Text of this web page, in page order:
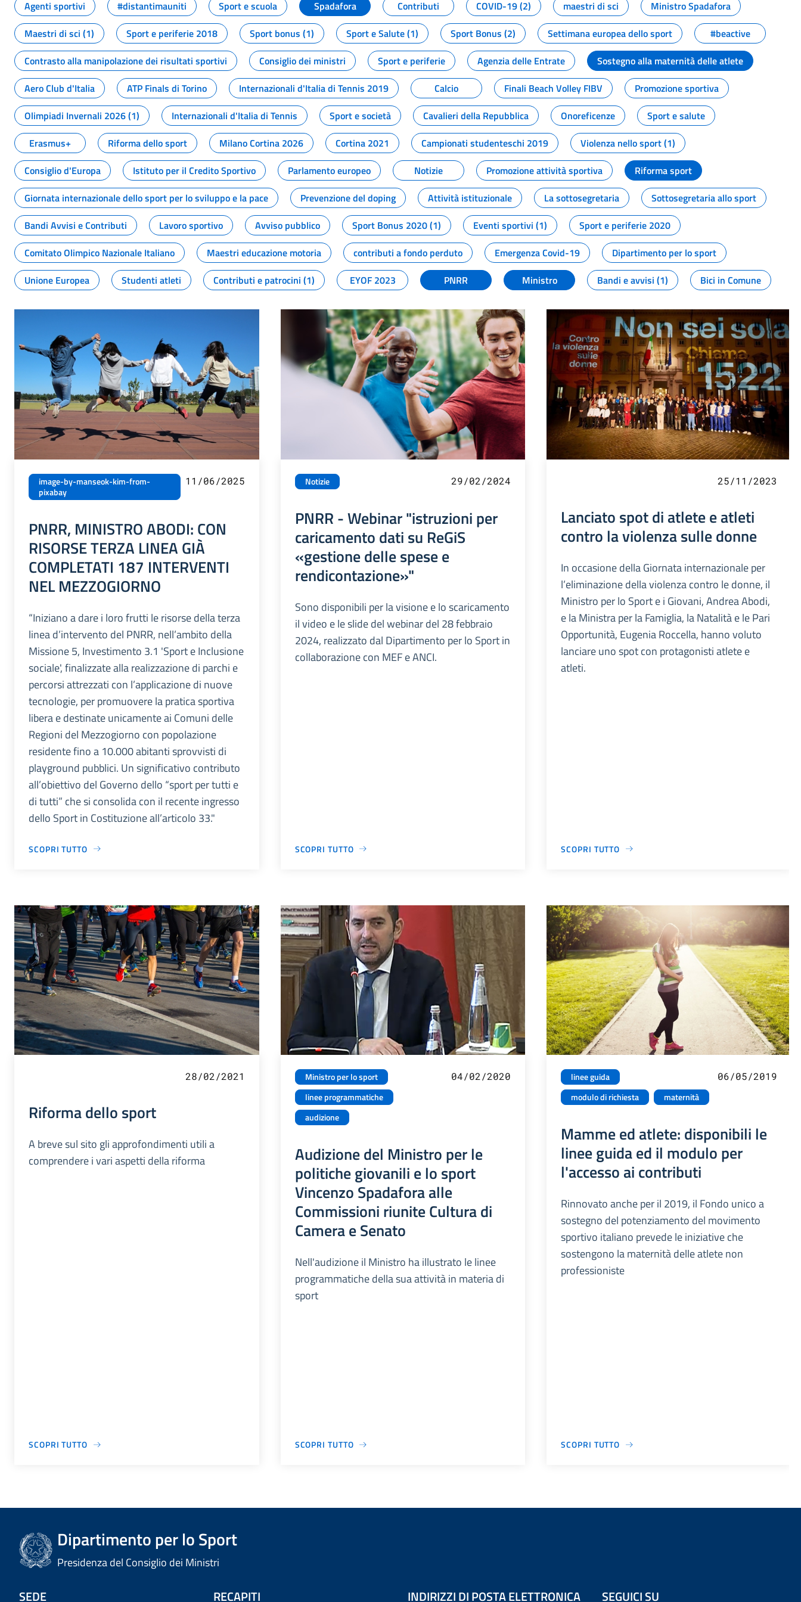
Agenti sportivi
#distantimauniti Sport e scuola Spadafora Contributi COVID-19 (2) maestri di sci
Ministro Spadafora
Maestri di sci (1)
Sport e periferie 2018 Sport bonus (1) Sport e Salute (1) Sport Bonus (2) Settimana europea dello sport
#beactive
Contrasto alla manipolazione dei risultati sportivi
Consiglio dei ministri Sport e periferie Agenzia delle Entrate
Sostegno alla maternità delle atlete
Aero Club d'Italia
ATP Finals di Torino Internazionali d'Italia di Tennis 2019 Calcio Finali Beach Volley FIBV
Promozione sportiva
Olimpiadi Invernali 2026 (1)
Internazionali d'Italia di Tennis Sport e società Cavalieri della Repubblica Onoreficenze
Sport e salute
Erasmus+
Riforma dello sport Milano Cortina 2026 Cortina 2021 Campionati studenteschi 2019
Violenza nello sport (1)
Consiglio d'Europa
Istituto per il Credito Sportivo Parlamento europeo Notizie Promozione attività sportiva
Riforma sport
Giornata internazionale dello sport per lo sviluppo e la pace
Prevenzione del doping Attività istituzionale La sottosegretaria
Sottosegretaria allo sport
Bandi Avvisi e Contributi
Lavoro sportivo Avviso pubblico Sport Bonus 2020 (1) Eventi sportivi (1)
Sport e periferie 2020
Comitato Olimpico Nazionale Italiano
Maestri educazione motoria contributi a fondo perduto Emergenza Covid-19
Dipartimento per lo sport
Unione Europea
Studenti atleti Contributi e patrocini (1) EYOF 2023 PNRR Ministro Bandi e avvisi (1) Bici in Comune
image-by-manseok-kim-from-
pixabay
11/06/2025
PNRR, MINISTRO ABODI: CON
RISORSE TERZA LINEA GIÀ
COMPLETATI 187 INTERVENTI
NEL MEZZOGIORNO
“Iniziano a dare i loro frutti le risorse della terza
linea d’intervento del PNRR, nell’ambito della
Missione 5, Investimento 3.1 'Sport e Inclusione
sociale', finalizzate alla realizzazione di parchi e
percorsi attrezzati con l’applicazione di nuove
tecnologie, per promuovere la pratica sportiva
libera e destinate unicamente ai Comuni delle
Regioni del Mezzogiorno con popolazione
residente fino a 10.000 abitanti sprovvisti di
playground pubblici. Un significativo contributo
all’obiettivo del Governo dello “sport per tutti e
di tutti” che si consolida con il recente ingresso
dello Sport in Costituzione all’articolo 33."
SCOPRI TUTTO
Notizie 29/02/2024
PNRR - Webinar "istruzioni per
caricamento dati su ReGiS
«gestione delle spese e
rendicontazione»"
Sono disponibili per la visione e lo scaricamento
il video e le slide del webinar del 28 febbraio
2024, realizzato dal Dipartimento per lo Sport in
collaborazione con MEF e ANCI.
SCOPRI TUTTO
25/11/2023
Lanciato spot di atlete e atleti
contro la violenza sulle donne
In occasione della Giornata internazionale per
l’eliminazione della violenza contro le donne, il
Ministro per lo Sport e i Giovani, Andrea Abodi,
e la Ministra per la Famiglia, la Natalità e le Pari
Opportunità, Eugenia Roccella, hanno voluto
lanciare uno spot con protagonisti atlete e
atleti.
SCOPRI TUTTO
28/02/2021
Riforma dello sport
A breve sul sito gli approfondimenti utili a
comprendere i vari aspetti della riforma
SCOPRI TUTTO
Ministro per lo sport
linee programmatiche
audizione
04/02/2020
Audizione del Ministro per le
politiche giovanili e lo sport
Vincenzo Spadafora alle
Commissioni riunite Cultura di
Camera e Senato
Nell'audizione il Ministro ha illustrato le linee
programmatiche della sua attività in materia di
sport
SCOPRI TUTTO
linee guida
modulo di richiesta
maternità
06/05/2019
Mamme ed atlete: disponibili le
linee guida ed il modulo per
l'accesso ai contributi
Rinnovato anche per il 2019, il Fondo unico a
sostegno del potenziamento del movimento
sportivo italiano prevede le iniziative che
sostengono la maternità delle atlete non
professioniste
SCOPRI TUTTO
Dipartimento per lo Sport
Presidenza del Consiglio dei Ministri
SEDE RECAPITI INDIRIZZI DI POSTA ELETTRONICA SEGUICI SU